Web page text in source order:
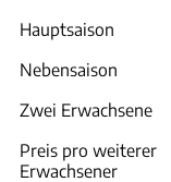
Hauptsaison
Nebensaison
Zwei Erwachsene
Preis pro weiterer
Erwachsener